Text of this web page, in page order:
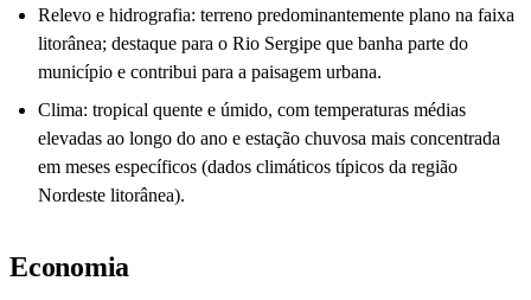
Relevo e hidrografia: terreno predominantemente plano na faixa
litorânea; destaque para o Rio Sergipe que banha parte do
município e contribui para a paisagem urbana.
Clima: tropical quente e úmido, com temperaturas médias
elevadas ao longo do ano e estação chuvosa mais concentrada
em meses específicos (dados climáticos típicos da região
Nordeste litorânea).
Economia